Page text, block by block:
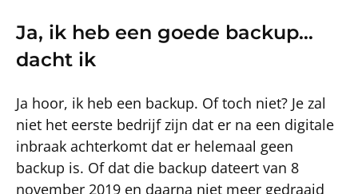
Ja, ik heb een goede backup…
dacht ik
Ja hoor, ik heb een backup. Of toch niet? Je zal
niet het eerste bedrijf zijn dat er na een digitale
inbraak achterkomt dat er helemaal geen
backup is. Of dat die backup dateert van 8
november 2019 en daarna niet meer gedraaid